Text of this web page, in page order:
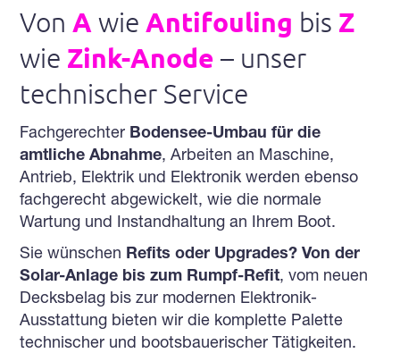
VonA wieAntifouling bis Z
wie Zink-Anode – unser
technischer Service
Fachgerechter Bodensee-Umbau für die
amtliche Abnahme, Arbeiten an Maschine,
Antrieb, Elektrik und Elektronik werden ebenso
fachgerecht abgewickelt, wie die normale
Wartung und Instandhaltung an Ihrem Boot.
Sie wünschen Refits oder Upgrades? Von der
Solar-Anlage bis zum Rumpf-Refit, vom neuen
Decksbelag bis zur modernen Elektronik-
Ausstattung bieten wir die komplette Palette
technischer und bootsbauerischer Tätigkeiten.